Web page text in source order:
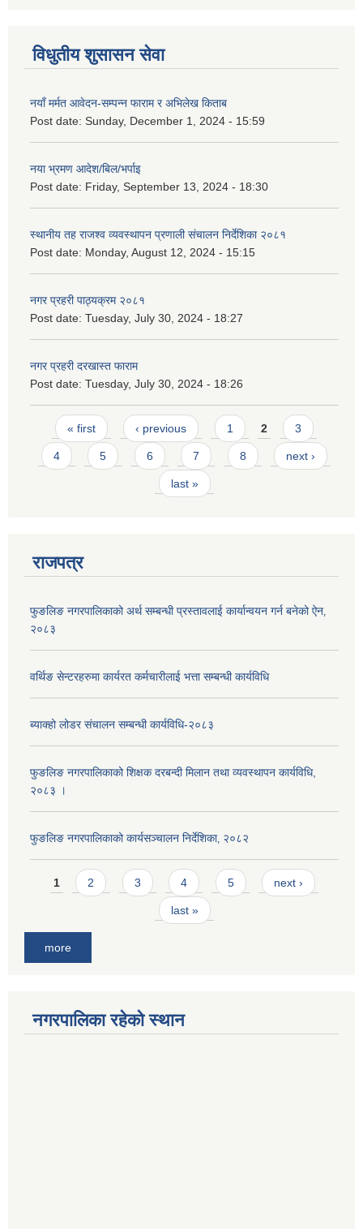
विधुतीय शुसासन सेवा
नयाँ मर्मत आवेदन-सम्पन्न फाराम र अभिलेख किताब
Post date: Sunday, December 1, 2024 - 15:59
नया भ्रमण आदेश/बिल/भर्पाइ
Post date: Friday, September 13, 2024 - 18:30
स्थानीय तह राजश्व व्यवस्थापन प्रणाली संचालन निर्देशिका २०८१
Post date: Monday, August 12, 2024 - 15:15
नगर प्रहरी पाठ्यक्रम २०८१
Post date: Tuesday, July 30, 2024 - 18:27
नगर प्रहरी दरखास्त फाराम
Post date: Tuesday, July 30, 2024 - 18:26
Pages
« first ‹ previous 1 2 3
4 5 6 7 8 next ›
last »
राजपत्र
फुङलिङ नगरपालिकाको अर्थ सम्बन्धी प्रस्तावलाई कार्यान्वयन गर्न बनेको ऐन‚
२०८३
वर्थिङ सेन्टरहरुमा कार्यरत कर्मचारीलाई भत्ता सम्बन्धी कार्यविधि
ब्याक्हो लोडर संचालन सम्बन्धी कार्यविधि-२०८३
फुङलिङ नगरपालिकाको शिक्षक दरबन्दी मिलान तथा व्यवस्थापन कार्यविधि,
२०८३ ।
फुङलिङ नगरपालिकाको कार्यसञ्चालन निर्देशिका‚ २०८२
Pages
1 2 3 4 5 next ›
last »
more
नगरपालिका रहेको स्थान